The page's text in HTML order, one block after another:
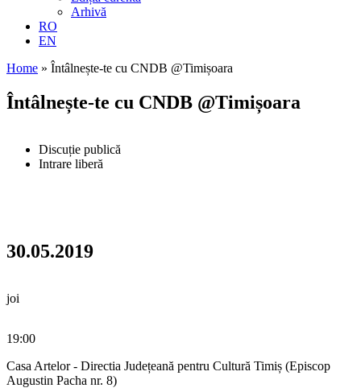
Arhivă
RO
EN
Home » Întâlnește-te cu CNDB @Timișoara
Întâlnește-te cu CNDB @Timișoara
Discuție publică
Intrare liberă
30.05.2019
joi
19:00
Casa Artelor - Directia Județeană pentru Cultură Timiș (Episcop
Augustin Pacha nr. 8)